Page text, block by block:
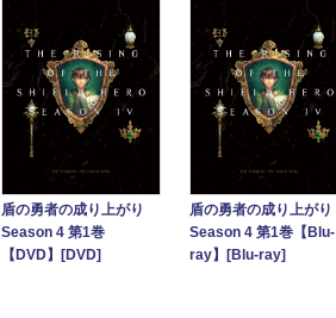
盾の勇者の成り上がり
Season 4 第1巻
【DVD】[DVD]
盾の勇者の成り上がり
Season 4 第1巻【Blu-
ray】[Blu-ray]